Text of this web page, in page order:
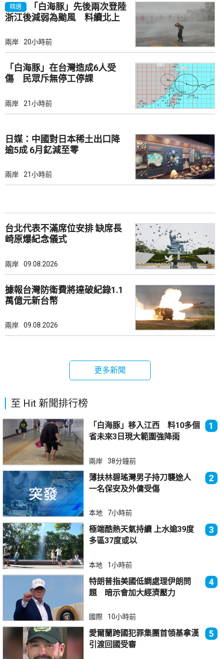
精選
「白海豚」先後兩次登陸
浙江後減弱為颱風 料續北上
兩岸 20小時前
「白海豚」在台灣造成6人受
傷 民眾斥無停工停課
兩岸 21小時前
日媒：中國對日本稀土出口降
逾5成 6月釔減至零
兩岸 21小時前
台北代表不滿席位安排 缺席長
崎原爆紀念儀式
兩岸 09.08.2026
據報台灣防衛費將達破紀錄1.1
萬億元新台幣
兩岸 09.08.2026
更多新聞
至 Hit 新聞排行榜
「白海豚」移入江西 料10多個
省未來3日現大範圍強降雨
1
兩岸 38分鐘前
薄扶林碧瑤灣男子持刀襲途人
一名保安及外傭受傷
2
本地 7小時前
極端酷熱天氣持續 上水逾39度
多區37度或以
3
本地 1小時前
特朗普指美國低調處理伊朗問
題 暗示會加大經濟壓力
4
國際 10小時前
愛爾蘭跨國犯罪集團首領基拿漢
引渡回國受審
5